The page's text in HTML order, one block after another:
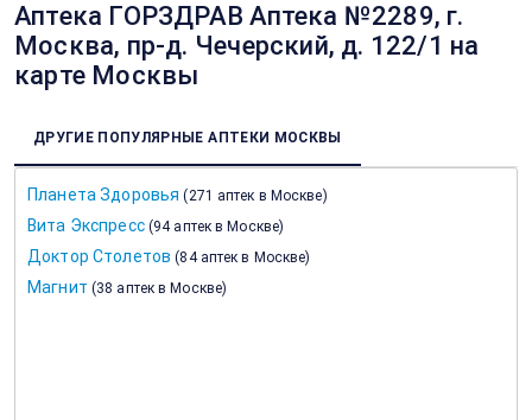
Аптека ГОРЗДРАВ Аптека №2289, г.
Москва, пр-д. Чечерский, д. 122/1 на
карте Москвы
ДРУГИЕ ПОПУЛЯРНЫЕ АПТЕКИ МОСКВЫ
Планета Здоровья (271 аптек в Москве)
Вита Экспресс (94 аптек в Москве)
Доктор Столетов (84 аптек в Москве)
Магнит (38 аптек в Москве)